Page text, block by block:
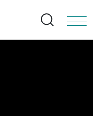
Search